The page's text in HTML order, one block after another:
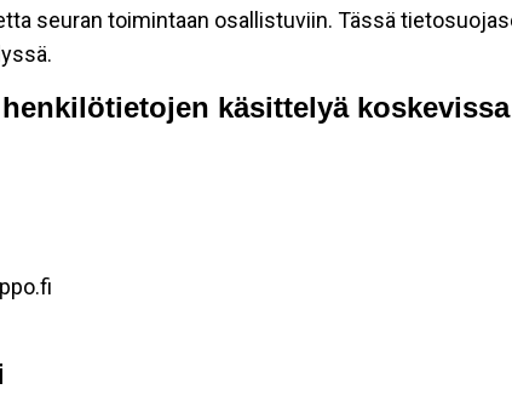
seuran toimintaan osallistuviin. Tässä
käsittelyä